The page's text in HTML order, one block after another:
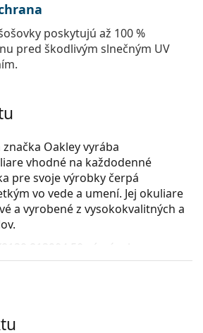
poskytujú až 100 %
pred škodlivým slnečným UV
Oakley vyrába
vhodné na každodenné
pre svoje výrobky čerpá
vo vede a umení. Jej okuliare
a vyrobené z vysokokvalitných a
813904 50
sú pánske